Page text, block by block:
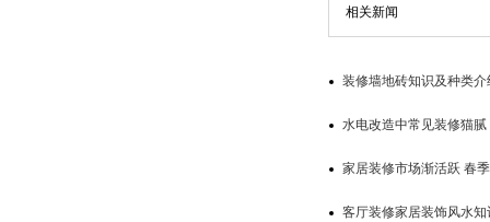
相关新闻
装修墙地砖知识及种类介
水电改造中常见装修猫腻
家居装修市场渐活跃 春
客厅装修家居装饰风水知